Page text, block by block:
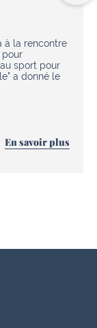
à la rencontre
pour
sport pour
a donné le
En savoir plus